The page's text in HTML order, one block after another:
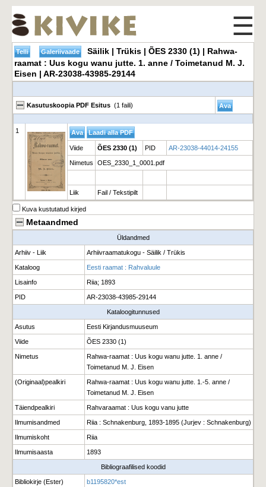
☰
Säilik | Trükis | ÕES 2330 (1) | Rahwa-
raamat : Uus kogu wanu jutte. 1. anne / Toimetanud M. J.
Eisen | AR-23038-43985-29144
Kasutuskoopia PDF Esitus (1 faili)
1
Viide ÕES 2330 (1) PID AR-23038-44014-24155
Nimetus OES_2330_1_0001.pdf
Liik Fail / Tekstipilt
Kuva kustutatud kirjed
Metaandmed
Üldandmed
Arhiiv - Liik Arhiivraamatukogu - Säilik / Trükis
Kataloog Eesti raamat : Rahvaluule
Lisainfo Riia; 1893
PID AR-23038-43985-29144
Kataloogitunnused
Asutus Eesti Kirjandusmuuseum
Viide ÕES 2330 (1)
Nimetus
Rahwa-raamat : Uus kogu wanu jutte. 1. anne /
Toimetanud M. J. Eisen
(Originaal)pealkiri
Rahwa-raamat : Uus kogu wanu jutte. 1.-5. anne /
Toimetanud M. J. Eisen
Täiendpealkiri Rahvaraamat : Uus kogu vanu jutte
Ilmumisandmed Riia : Schnakenburg, 1893-1895 (Jurjev : Schnakenburg)
Ilmumiskoht Riia
Ilmumisaasta 1893
Bibliograafilised koodid
Bibliokirje (Ester) b1195820*est